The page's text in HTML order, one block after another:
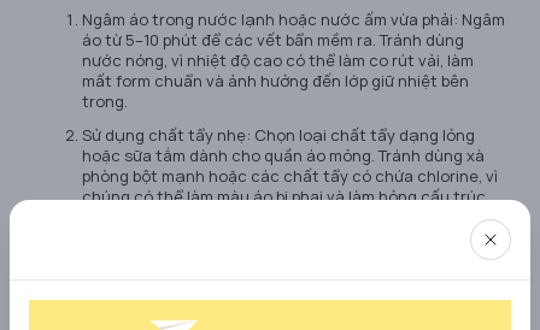
Ngâm áo trong nước lạnh hoặc nước ấm vừa phải: Ngâm
áo từ 5–10 phút để các vết bẩn mềm ra. Tránh dùng
nước nóng, vì nhiệt độ cao có thể làm co rút vải, làm
mất form chuẩn và ảnh hưởng đến lớp giữ nhiệt bên
trong.
Sử dụng chất tẩy nhẹ: Chọn loại chất tẩy dạng lỏng
hoặc sữa tắm dành cho quần áo mỏng. Tránh dùng xà
phòng bột mạnh hoặc các chất tẩy có chứa chlorine, vì
chúng có thể làm màu áo bị phai và làm hỏng cấu trúc
Vò nhẹ nhàng, tập trung vào vết bẩn: Nhấn nhẹ vùng cổ